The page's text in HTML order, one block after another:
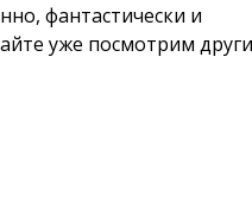
фантастически и
уже посмотрим